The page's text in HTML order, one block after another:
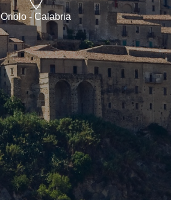
Oriolo - Calabria